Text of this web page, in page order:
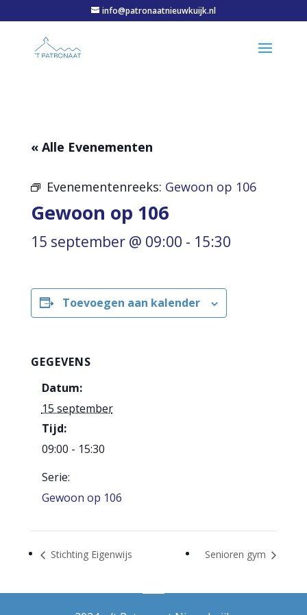
info@patronaatnieuwkuijk.nl
« Alle Evenementen
Evenementenreeks: Gewoon op 106
Gewoon op 106
15 september @ 09:00 - 15:30
Toevoegen aan kalender
GEGEVENS
Datum:
15 september
Tijd:
09:00 - 15:30
Serie:
Gewoon op 106
Stichting Eigenwijs Senioren gym